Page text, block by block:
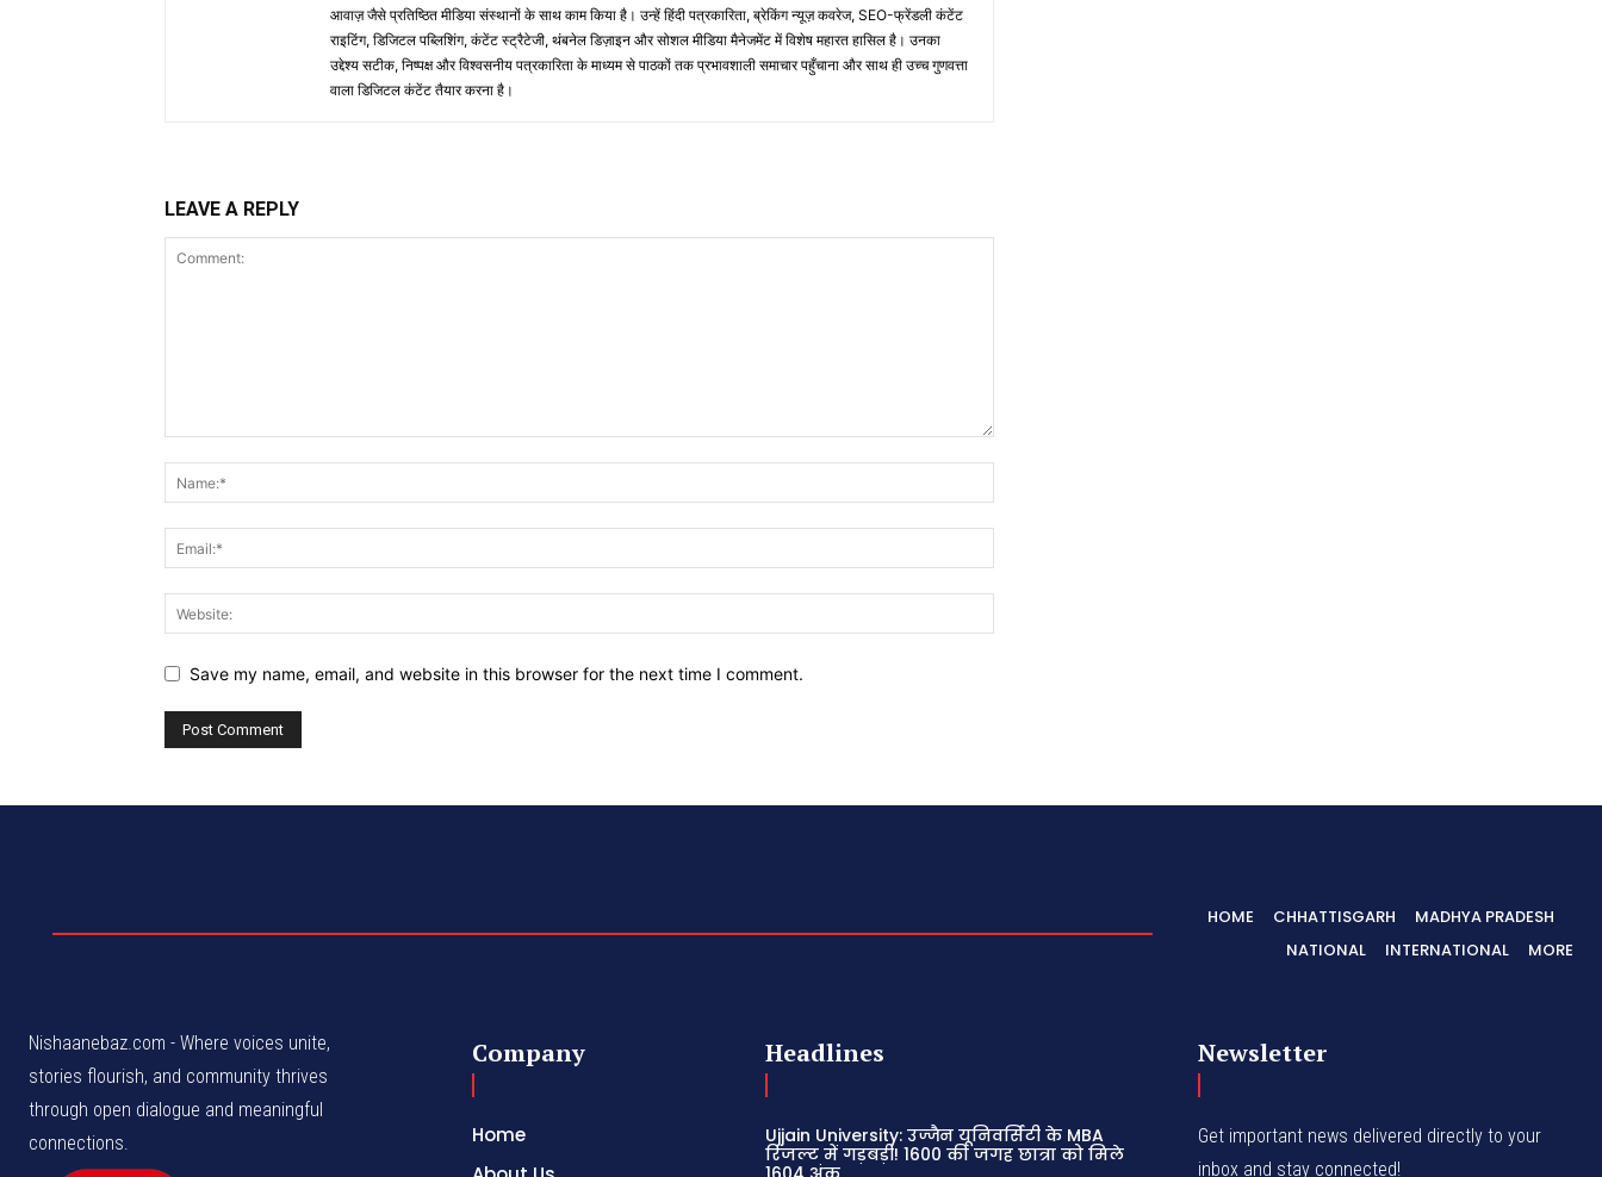
आवाज़ जैसे प्रतिष्ठित मीडिया संस्थानों के साथ काम किया है। उन्हें हिंदी पत्रकारिता, ब्रेकिंग न्यूज़ कवरेज, SEO-फ्रेंडली कंटेंट
राइटिंग, डिजिटल पब्लिशिंग, कंटेंट स्ट्रैटेजी, थंबनेल डिज़ाइन और सोशल मीडिया मैनेजमेंट में विशेष महारत हासिल है। उनका
उद्देश्य सटीक, निष्पक्ष और विश्वसनीय पत्रकारिता के माध्यम से पाठकों तक प्रभावशाली समाचार पहुँचाना और साथ ही उच्च गुणवत्ता
वाला डिजिटल कंटेंट तैयार करना है।
LEAVE A REPLY
Save my name, email, and website in this browser for the next time I comment.
HOME CHHATTISGARH
MADHYA PRADESH
NATIONAL
INTERNATIONAL MORE
Nishaanebaz.com - Where voices unite,
stories flourish, and community thrives
through open dialogue and meaningful
connections.
Company
Home
Headlines
Ujjain University: उज्जैन यूनिवर्सिटी के MBA
रिजल्ट में गड़बड़ी! 1600 की जगह छात्रा को मिले
Newsletter
Get important news delivered directly to your
inbox and stay connected!